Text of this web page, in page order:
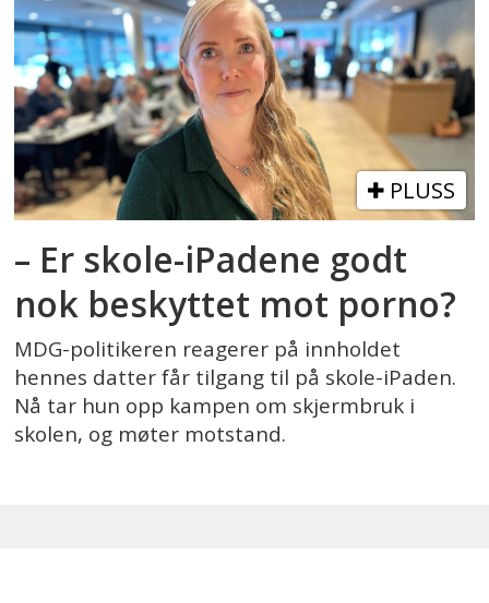
PLUSS
– Er skole-iPadene godt
nok beskyttet mot porno?
MDG-politikeren reagerer på innholdet
hennes datter får tilgang til på skole-iPaden.
Nå tar hun opp kampen om skjermbruk i
skolen, og møter motstand.